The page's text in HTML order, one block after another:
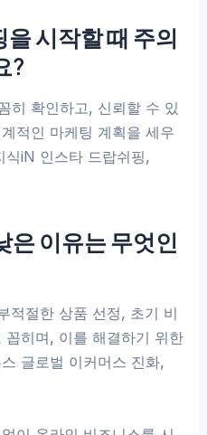
시작할 때 주의
?
히 확인하고, 신뢰할 수 있
적인 마케팅 계획을 세우
식iN 인스타 드랍쉬핑,
은 이유는 무엇인
적절한 상품 선정, 초기 비
히며, 이를 해결하기 위한
글로벌 이커머스 진화,